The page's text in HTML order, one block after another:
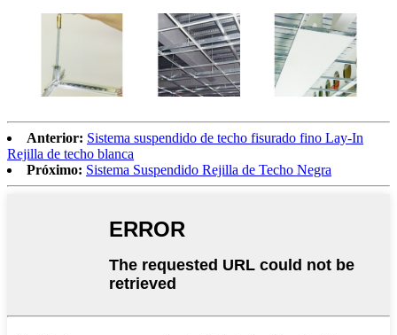
Anterior: Sistema suspendido de techo fisurado fino Lay-In
Rejilla de techo blanca
Próximo: Sistema Suspendido Rejilla de Techo Negra